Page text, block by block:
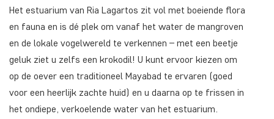
Het estuarium van Ria Lagartos zit vol met boeiende flora
en fauna en is dé plek om vanaf het water de mangroven
en de lokale vogelwereld te verkennen – met een beetje
geluk ziet u zelfs een krokodil! U kunt ervoor kiezen om
op de oever een traditioneel Mayabad te ervaren (goed
voor een heerlijk zachte huid) en u daarna op te frissen in
het ondiepe, verkoelende water van het estuarium.